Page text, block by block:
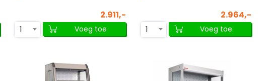
2.911,-
1
Voeg toe
2.964,-
1
Voeg toe